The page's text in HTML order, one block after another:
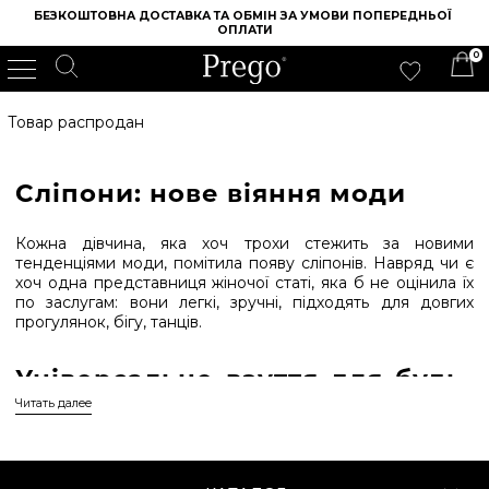
БЕЗКОШТОВНА ДОСТАВКА ТА ОБМІН ЗА УМОВИ ПОПЕРЕДНЬОЇ
ОПЛАТИ
0
Сліпони: нове віяння моди
Кожна дівчина, яка хоч трохи стежить за новими
тенденціями моди, помітила появу сліпонів. Навряд чи є
хоч одна представниця жіночої статі, яка б не оцінила їх
по заслугам: вони легкі, зручні, підходять для довгих
прогулянок, бігу, танців.
Універсальне взуття для будь-
якого випадку
Сліпони жіночі мають одну відмінну рису - суцільну гумову
Читать далее
ІНТЕРНЕТ МАГАЗИН ВЗУТТЯ PREGO / ЖІНОЧЕ ВЗУТТЯ
/
ЖІНОЧІ СЛІПОНИ
Товар распродан